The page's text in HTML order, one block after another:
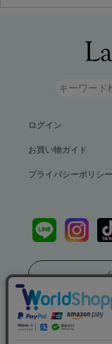
ログイン
お買い物ガイド
プライバシーポリシー
送料799円（